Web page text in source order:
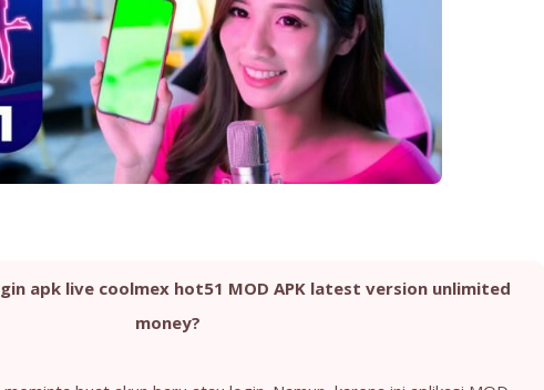
apk live coolmex hot51 MOD APK latest version unlimited
money?